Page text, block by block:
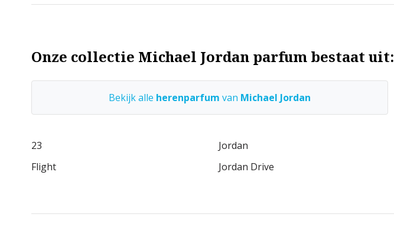
Onze collectie Michael Jordan parfum bestaat uit:
Bekijk alle herenparfum van Michael Jordan
23
Flight
Jordan
Jordan Drive